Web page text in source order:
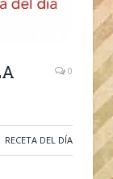
0
RECETA DEL DÍA